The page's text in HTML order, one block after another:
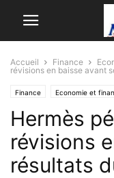
Accueil Finance
révisions en baisse avant
Finance Economie et
Hermès
révisions
résultats